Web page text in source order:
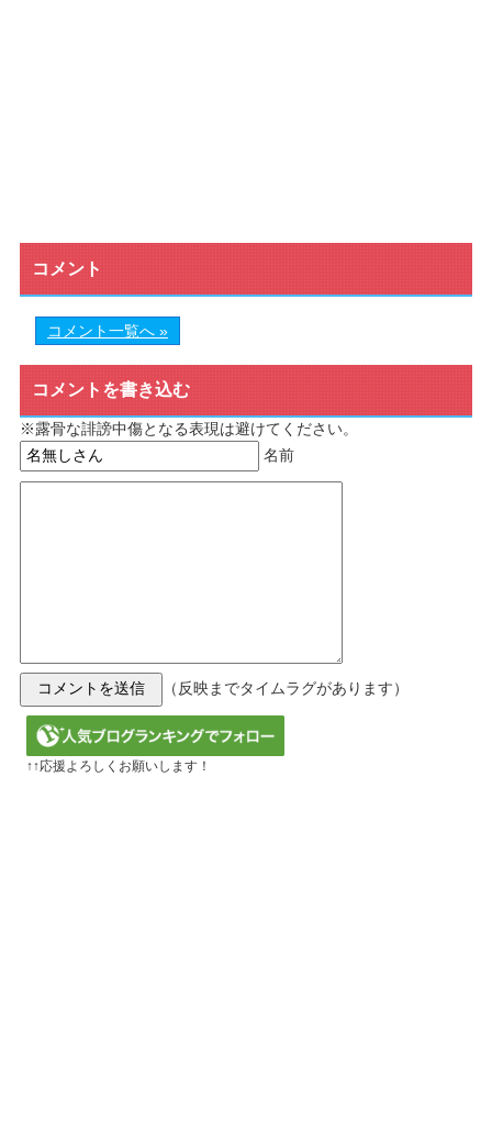
コメント
コメント一覧へ »
コメントを書き込む
※露骨な誹謗中傷となる表現は避けてください。
名前
（反映までタイムラグがあります）
↑↑応援よろしくお願いします！